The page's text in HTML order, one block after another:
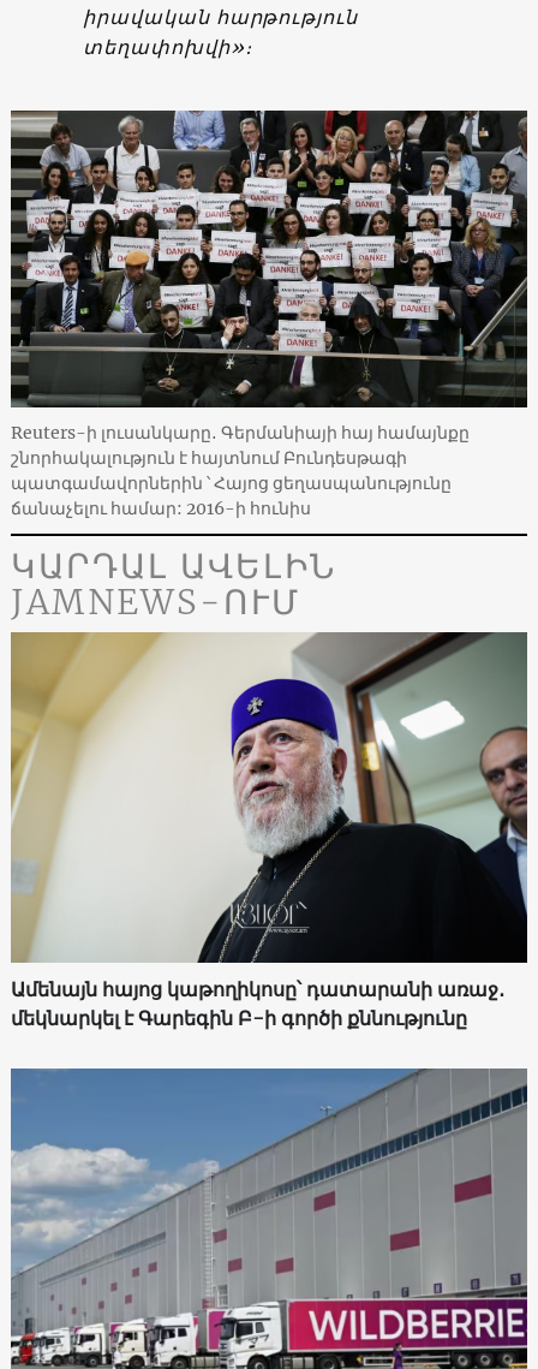
իրավական հարթություն
տեղափոխվի»։
Reuters-ի լուսանկարը․ Գերմանիայի հայ համայնքը
շնորհակալություն է հայտնում Բունդեսթագի
պատգամավորներին ՝ Հայոց ցեղասպանությունը
ճանաչելու համար: 2016-ի հունիս
ԿԱՐԴԱԼ ԱՎԵԼԻՆ
JAMNEWS-ՈՒՄ
Ամենայն հայոց կաթողիկոսը՝ դատարանի առաջ․
մեկնարկել է Գարեգին Բ-ի գործի քննությունը